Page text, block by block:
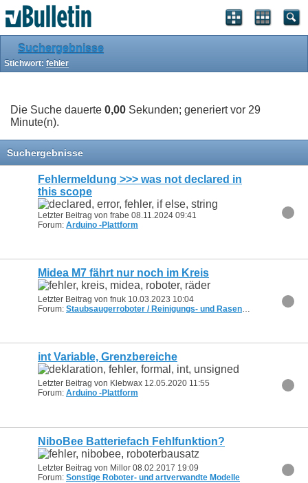
Suchergebnisse
Stichwort: fehler
Die Suche dauerte 0,00 Sekunden; generiert vor 29
Minute(n).
Suchergebnisse
Fehlermeldung >>> was not declared in
this scope
Letzter Beitrag von frabe 08.11.2024 09:41
Forum: Arduino -Plattform
Midea M7 fährt nur noch im Kreis
Letzter Beitrag von fnuk 10.03.2023 10:04
Forum: Staubsaugerroboter / Reinigungs- und Rasenmähroboter
int Variable, Grenzbereiche
Letzter Beitrag von Klebwax 12.05.2020 11:55
Forum: Arduino -Plattform
NiboBee Batteriefach Fehlfunktion?
Letzter Beitrag von Millor 08.02.2017 19:09
Forum: Sonstige Roboter- und artverwandte Modelle